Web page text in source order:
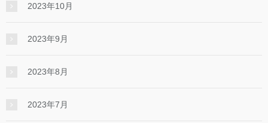
2023年10月
2023年9月
2023年8月
2023年7月